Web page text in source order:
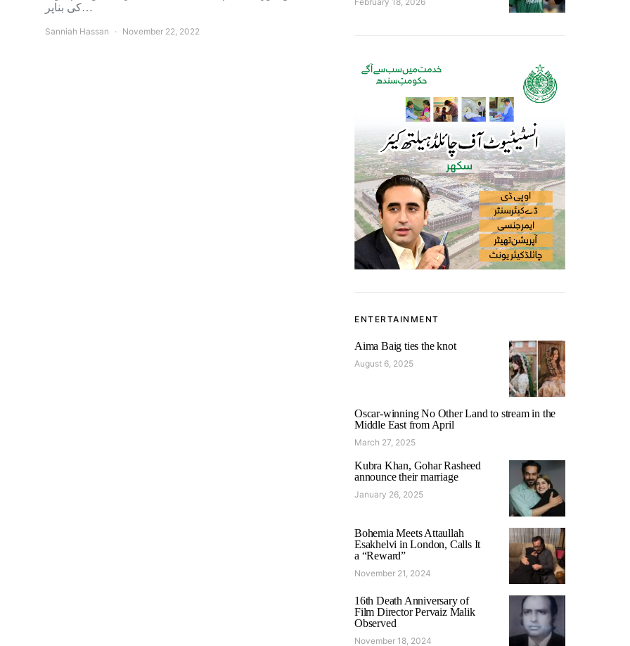
کی بناپر…
Sanniah Hassan November 22, 2022
ENTERTAINMENT
Aima Baig ties the knot
August 6, 2025
Oscar-winning No Other Land to stream in the
Middle East from April
March 27, 2025
Kubra Khan, Gohar Rasheed
announce their marriage
January 26, 2025
Bohemia Meets Attaullah
Esakhelvi in London, Calls It
a “Reward”
November 21, 2024
16th Death Anniversary of
Film Director Pervaiz Malik
Observed
November 18, 2024